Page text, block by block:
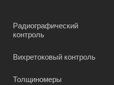
Радиографический
контроль
Вихретоковый контроль
Толщиномеры